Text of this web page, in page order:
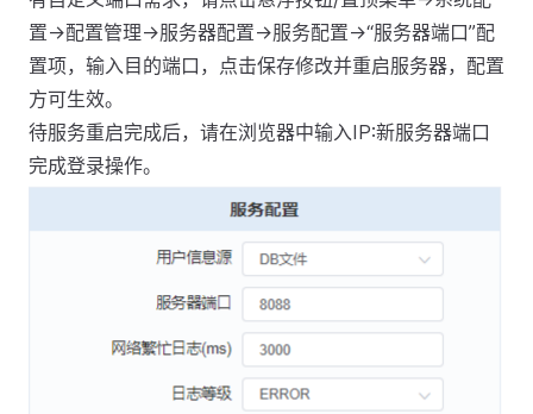
置->配置管理->服务器配置->服务配置->“服务器端口”配
置项，输入目的端口，点击保存修改并重启服务器，配置
方可生效。
待服务重启完成后，请在浏览器中输入IP:新服务器端口
完成登录操作。